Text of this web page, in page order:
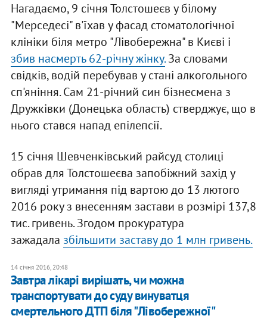
Нагадаємо, 9 січня Толстошеєв у білому
"Мерседесі" в'їхав у фасад стоматологічної
клініки біля метро "Лівобережна" в Києві і
збив насмерть 62-річну жінку.За словами
свідків, водій перебував у стані алкогольного
сп'яніння. Сам 21-річний син бізнесмена з
Дружківки (Донецька область) стверджує, що в
нього стався напад епілепсії.
15 січня Шевченківський райсуд столиці
обрав для Толстошеєва запобіжний захід у
вигляді утримання під вартою до 13 лютого
2016 року з внесенням застави в розмірі 137,8
тис. гривень. Згодом прокуратура
зажадала збільшити заставу до 1 млн гривень.
14 січня 2016, 20:48
Завтра лікарі вирішать, чи можна
транспортувати до суду винуватця
смертельного ДТП біля "Лівобережної"